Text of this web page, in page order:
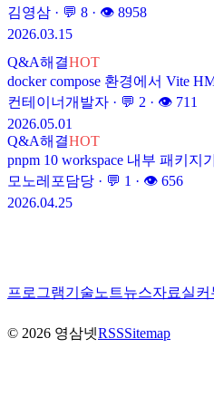
김영삼 · 💬 8 · 👁 8958
2026.03.15
Q&A해결HOT
docker compose 환경에서 Vite
컨테이너개발자 · 💬 2 · 👁 711
2026.05.01
Q&A해결HOT
pnpm 10 workspace 내부 패키지
모노레포담당 · 💬 1 · 👁 656
2026.04.25
프로그램기술노트뉴스자료실커
© 2026 영삼넷RSSSitemap